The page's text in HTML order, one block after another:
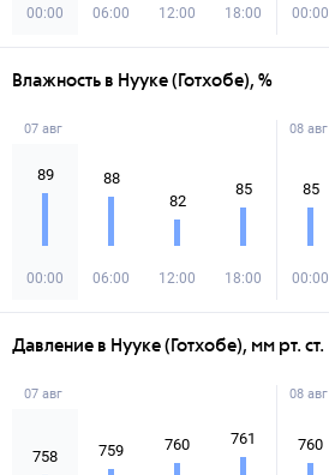
00:00 06:00 12:00 18:00 00:00
Влажность в Нууке (Готхобе), %
07 авг
89
00:00
88
06:00
82
12:00
85
18:00
08 авг
85
00:00
Давление в Нууке (Готхобе), мм рт. ст.
07 авг
758 759 760 761
08 авг
760